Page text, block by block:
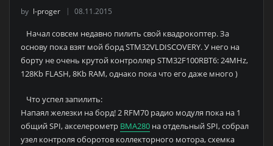
by l-proger 08.11.2015
Начал совсем недавно пилить свой квадрокоптер. За
основу пока взят мой борд STM32VLDISCOVERY. У него на
борту не очень крутой контроллер STM32F100RBT6: 24MHz,
128Kb FLASH, 8Kb RAM, однако пока что его даже много )
Что успел запилить:
Напаял железки на борд! 2 RFM70 радио модуля пока на 1
общий SPI, акселерометр BMA280на отдельный SPI, собрал
узел контроля оборотов коллекторного мотора, схемка